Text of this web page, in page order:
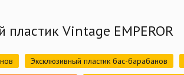
пластик Vintage EMPEROR
Эксклюзивный пластик бас-барабанов